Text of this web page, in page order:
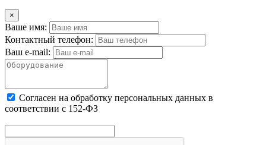
×
Ваше имя:
Контактный телефон:
Ваш e-mail:
Cогласен на обработку персональных данных в
соответствии с 152-ФЗ